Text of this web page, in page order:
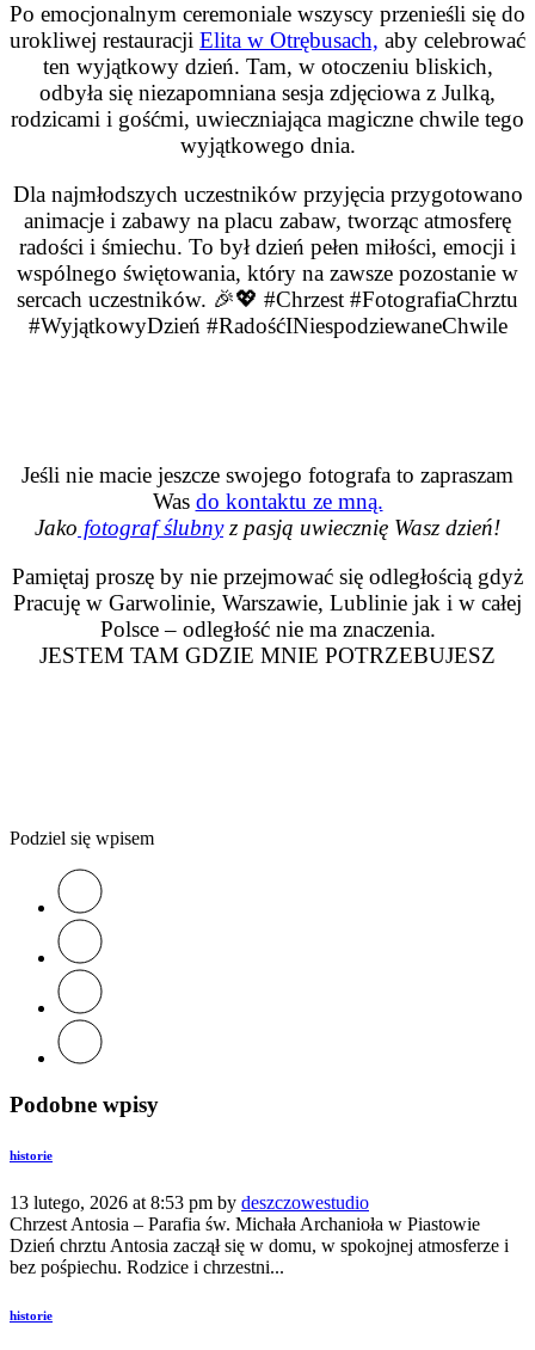
Po emocjonalnym ceremoniale wszyscy przenieśli się do
urokliwej restauracji Elita w Otrębusach, aby celebrować
ten wyjątkowy dzień. Tam, w otoczeniu bliskich,
odbyła się niezapomniana sesja zdjęciowa z Julką,
rodzicami i gośćmi, uwieczniająca magiczne chwile tego
wyjątkowego dnia.
Dla najmłodszych uczestników przyjęcia przygotowano
animacje i zabawy na placu zabaw, tworząc atmosferę
radości i śmiechu. To był dzień pełen miłości, emocji i
wspólnego świętowania, który na zawsze pozostanie w
sercach uczestników. 🎉💖 #Chrzest #FotografiaChrztu
#WyjątkowyDzień #RadośćINiespodziewaneChwile
Jeśli nie macie jeszcze swojego fotografa to zapraszam
Was do kontaktu ze mną.
Jako fotograf ślubnyz pasją uwiecznię Wasz dzień!
Pamiętaj proszę by nie przejmować się odległością gdyż
Pracuję w Garwolinie, Warszawie, Lublinie jak i w całej
Polsce – odległość nie ma znaczenia.
JESTEM TAM GDZIE MNIE POTRZEBUJESZ
Podziel się wpisem
Podobne wpisy
historie
13 lutego, 2026 at 8:53 pm by deszczowestudio
Chrzest Antosia – Parafia św. Michała Archanioła w Piastowie
Dzień chrztu Antosia zaczął się w domu, w spokojnej atmosferze i
bez pośpiechu. Rodzice i chrzestni...
historie